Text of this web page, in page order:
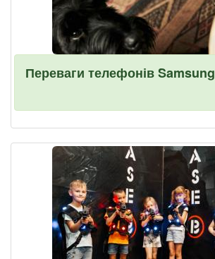
Переваги телефонів Samsung